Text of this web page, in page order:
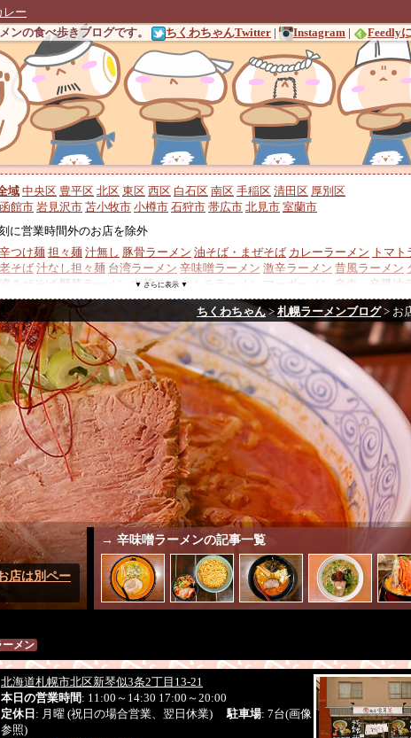
レー
ンの食べ歩きブログです。
ちくわちゃんTwitter | Instagram | Feedly
域 中央区 豊平区 北区 東区 西区 白石区 南区 手稲区 清田区 厚別区
函館市 岩見沢市 苫小牧市 小樽市 石狩市 帯広市 北見市 室蘭市
に営業時間外のお店を除外
辛つけ麺 担々麺 汁無し 豚骨ラーメン 油そば・まぜそば カレーラーメン トマト
そば 汁なし担々麺 台湾ラーメン 辛味噌ラーメン 激辛ラーメン 昔風ラーメン
湾まぜそば 野菜ラーメン 中華そば キムチラーメン マーボーメン
辛塩・辛醤油
麺・五目ラーメン 泡系ラーメン 背脂 冷やしラーメン 酸辣湯麺
メン ワンタンメン 生姜ラーメン ホルモンラーメン バターコーンラーメン 鶏
替え玉 レアチャーシュー
豚スープ 和風スープ 鶏白湯 鶏清湯 魚介豚骨 煮干しラーメン 貝出汁ラーメン
ノーアニマル ベジポタ系 鮮魚系 無化調
二郎系 家系 村中系 旭川ラーメン ご当地ラーメン ミシュランガイド・ビブグ
ン 焼きそば あんかけ焼きそば カレーライス 餃子 TKG 中華料理 ザンギ・唐揚
ー 寿司・海鮮丼 ワンメニュー デカ盛り・メガ盛り お酒が豊富 ちょい飲みセ
ンランチメニュー セットメニュー 時間帯サービス 無料サービス ご飯食べ放題
ポイントカード ひとりめし参加店 札幌プレミアム商品券使用可
さがみ屋製麺 西山製麺 森住製麺 小林製麺 カネジン食品 加藤ラーメン 一柳製
和田山製麺 熊さん株式会社 須藤製麺 円山製麺
有り お子様ラーメン有り 小上がり席有り 学割有り
オープン 無料Wi-Fi 喫煙可 テイクアウト お土産 本日営業時間変更あり
ポケ
ション 豊平アクション 清田アクション 中央・南アクション らの道札幌１参
２参加店 らの道札幌３参加店 らの道札幌４参加店 らの道札幌５参加店 らの
ート 元祖札幌ラーメン横丁
iD Suica Edy PayPay nanaco WAON SAPICA LINEPay merpay d払い 楽天
▼ さらに表示 ▼
ちくわちゃん>札幌ラーメンブログ> お
店は別ペー
→ 辛味噌ラーメンの記事一覧
ーメン
北海道札幌市北区新琴似3条2丁目13-21
本日の営業時間 : 11:00～14:30 17:00～20:00
定休日 : 月曜 (祝日の場合営業、翌日休業)駐車場: 7台(画像
参照)